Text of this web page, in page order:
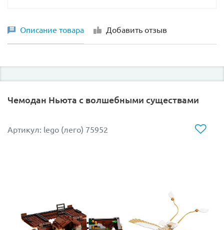
Описание товара Добавить отзыв
Чемодан Ньюта с волшебными существами
Артикул: lego (лего) 75952